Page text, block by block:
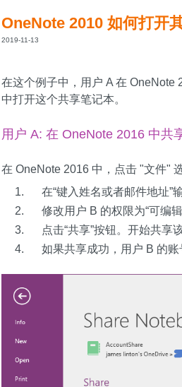
OneNote 2010 如何打开
2019-11-13
在这个例子中，用户 A 在 OneNote
中打开这个共享笔记本。
用户 A: 在 OneNote 2016 中共
在 OneNote 2016 中，点击 "文件"
在“键入姓名或者邮件地址”
修改用户 B 的权限为“可编辑
点击“共享”按钮。开始共享
如果共享成功，用户 B 的账